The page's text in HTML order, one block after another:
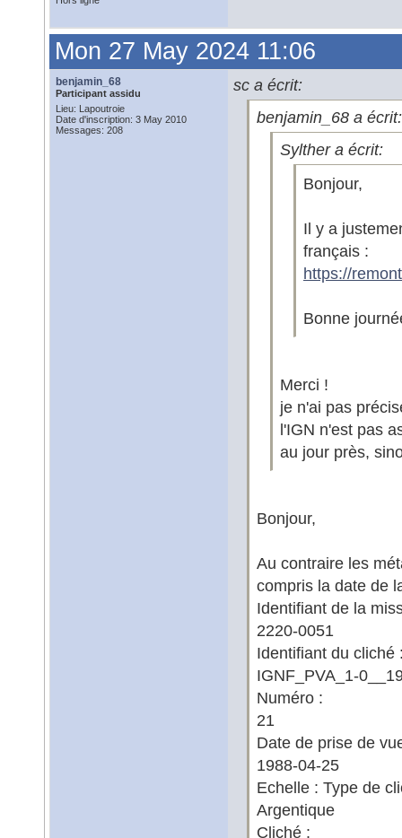
Mon 27 May 2024 11:06
benjamin_68
Participant assidu
Lieu: Lapoutroie
Date d'inscription: 3 May 2010
Messages: 208
sc a écrit:
benjamin_68 a écrit:
Sylther a écrit:
Bonjour,
Il y a
français :
https://
Bonne
Merci !
je n'ai pas
l'IGN n'est pas
au jour près,
Bonjour,
Au contraire les
compris la date de
Identifiant de la
2220-0051
Identifiant du cliché
IGNF_PVA_1-
Numéro :
21
Date de prise de
1988-04-25
Echelle : Type de
Argentique
Cliché :